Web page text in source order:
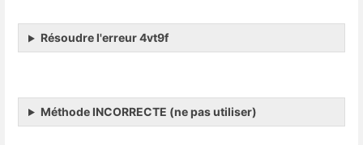
Résoudre l'erreur 4vt9f
Méthode INCORRECTE (ne pas utiliser)